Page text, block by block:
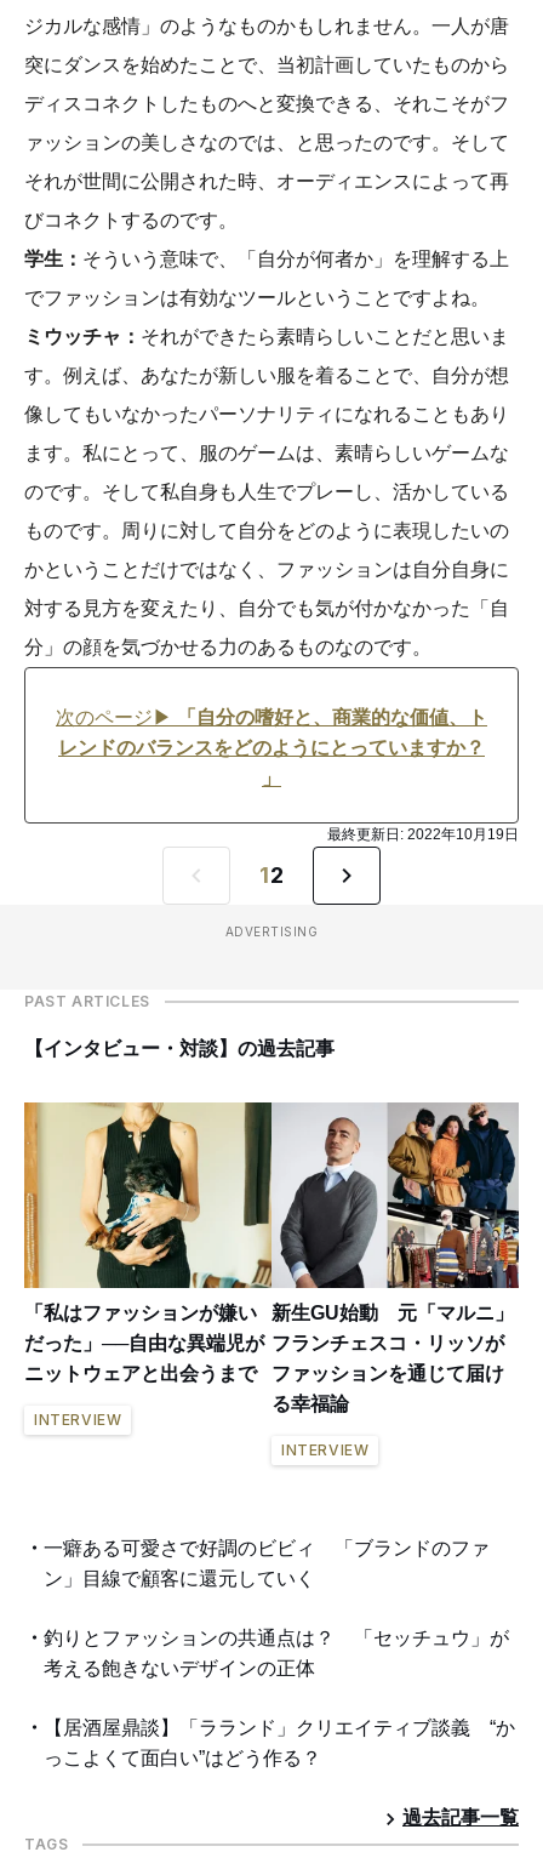
ジカルな感情」のようなものかもしれません。一人が唐
突にダンスを始めたことで、当初計画していたものから
ディスコネクトしたものへと変換できる、それこそがフ
ァッションの美しさなのでは、と思ったのです。そして
それが世間に公開された時、オーディエンスによって再
びコネクトするのです。
学生： そういう意味で、「自分が何者か」を理解する上
でファッションは有効なツールということですよね。
ミウッチャ： それができたら素晴らしいことだと思いま
す。例えば、あなたが新しい服を着ることで、自分が想
像してもいなかったパーソナリティになれることもあり
ます。私にとって、服のゲームは、素晴らしいゲームな
のです。そして私自身も人生でプレーし、活かしている
ものです。周りに対して自分をどのように表現したいの
かということだけではなく、ファッションは自分自身に
対する見方を変えたり、自分でも気が付かなかった「自
分」の顔を気づかせる力のあるものなのです。
次のページ▶
「自分の嗜好と、商業的な価値、ト
レンドのバランスをどのようにとっていますか？
」
最終更新日: 2022年10月19日
12
ADVERTISING
PAST ARTICLES
【インタビュー・対談】の過去記事
「私はファッションが嫌い
だった」──自由な異端児が
ニットウェアと出会うまで
INTERVIEW
新生GU始動 元「マルニ」
フランチェスコ・リッソが
ファッションを通じて届け
る幸福論
INTERVIEW
一癖ある可愛さで好調のビビィ 「ブランドのファ
ン」目線で顧客に還元していく
釣りとファッションの共通点は？ 「セッチュウ」が
考える飽きないデザインの正体
【居酒屋鼎談】「ラランド」クリエイティブ談義 “か
っこよくて面白い”はどう作る？
過去記事一覧
TAGS